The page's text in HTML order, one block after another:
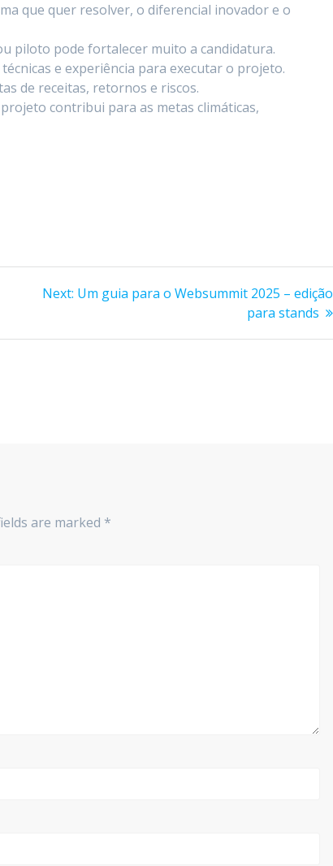
que quer resolver, o diferencial inovador e o
piloto pode fortalecer muito a candidatura.
e experiência para executar o projeto.
de receitas, retornos e riscos.
contribui para as metas climáticas,
Next: Next
Um guia para o Websummit 2025 – edição
para stands
are marked *